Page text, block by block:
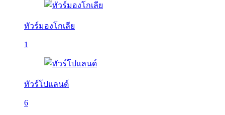
ทัวร์มองโกเลีย
1
ทัวร์โปแลนด์
6